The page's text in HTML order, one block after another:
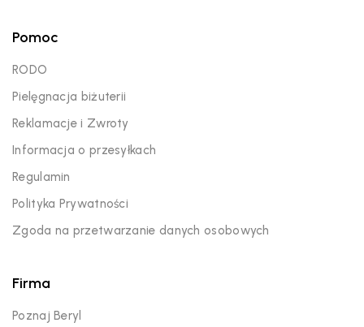
Pomoc
RODO
Pielęgnacja biżuterii
Reklamacje i Zwroty
Informacja o przesyłkach
Regulamin
Polityka Prywatności
Zgoda na przetwarzanie danych osobowych
Firma
Poznaj Beryl